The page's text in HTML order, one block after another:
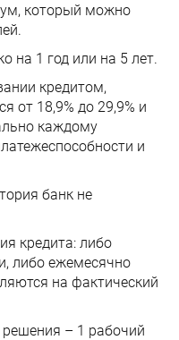
который можно
на 1 год или на 5 лет.
кредитом,
от 18,9% до 29,9% и
каждому
и
банк не
кредита: либо
либо ежемесячно
на фактический
– 1 рабочий